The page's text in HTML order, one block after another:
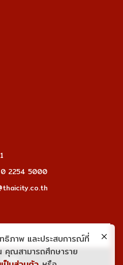
: 0 2254 5000
JOIN
ธิภาพ และประสบการณ์ที่
คุณสามารถศึกษาราย